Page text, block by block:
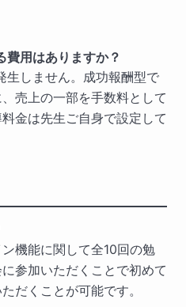
費用はありますか？
生しません。成功報酬型で
売上の一部を手数料として
金は先生ご自身で設定して
機能に関して全10回の勉
参加いただくことで初めて
だくことが可能です。